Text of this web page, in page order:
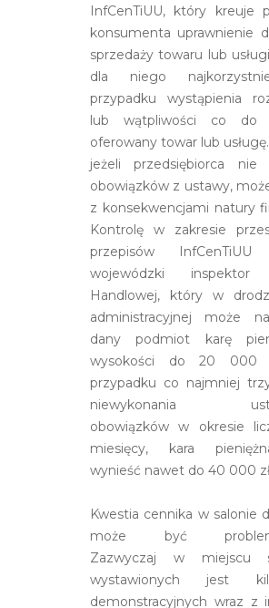
InfCenTiUU, który kreuje
konsumenta uprawnienie
sprzedaży towaru lub
dla niego
przypadku wystąpienia
lub wątpliwości co do
oferowany towar lub
jeżeli przedsiębiorca nie
obowiązków z ustawy,
z konsekwencjami natury
Kontrolę w zakresie
przepisów InfCenTiUU
wojewódzki inspektor
Handlowej, który w
administracyjnej może
dany podmiot karę
wysokości do 20
przypadku co najmniej
niewykonania
obowiązków w okresie
miesięcy, kara
wynieść nawet do 40 000
Kwestia cennika w salonie
może być
Zazwyczaj w miejscu
wystawionych jest
demonstracyjnych wraz z